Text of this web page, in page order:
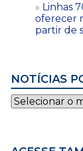
Linhas
oferecer
partir de
NOTÍCIAS
Notícias
por